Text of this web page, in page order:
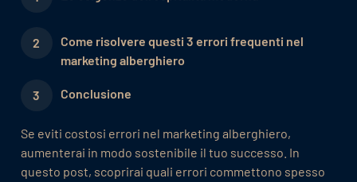
Se eviti costosi errori nel marketing alberghiero,
aumenterai in modo sostenibile il tuo successo. In
questo post, scoprirai quali errori commettono spesso
Come risolvere questi 3 errori frequenti nel
marketing alberghiero
Conclusione